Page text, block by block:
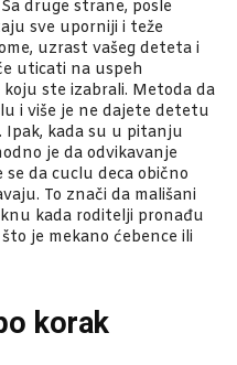
druge strane, posle
sve uporniji i teže
uzrast vašeg deteta i
uticati na uspeh
ste izabrali. Metoda da
i više je ne dajete detetu
Ipak, kada su u pitanju
je da odvikavanje
da cuclu deca obično
To znači da mališani
kada roditelji pronađu
je mekano ćebence ili
korak